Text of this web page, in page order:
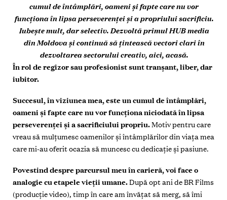
cumul de întâmplări, oameni și fapte care nu vor
funcţiona în lipsa perseverenţei și a propriului sacrificiu.
Iubește mult, dar selectiv. Dezvoltă primul HUB media
din Moldova și continuă să ţintească vectori clari în
dezvoltarea sectorului creativ, aici, acasă.
În rol de regizor sau profesionistsunt tranșant, liber, dar
iubitor.
Succesul, în viziunea mea, este un cumul de întâmplări,
oameni și fapte care nu vorfuncţiona niciodată în lipsa
perseverenţei și a sacrificiului propriu.Motiv pentru care
vreau să mulţumesc oamenilor și întâmplărilor din viaţa mea
care mi-au oferit ocazia să muncesc cu dedicaţie și pasiune.
Povestind despre parcursul meu în carieră, voi face o
analogie cu etapele vieţii umane.După opt ani de BR Films
(producţie video), timp în care am învăţat să merg, să îmi